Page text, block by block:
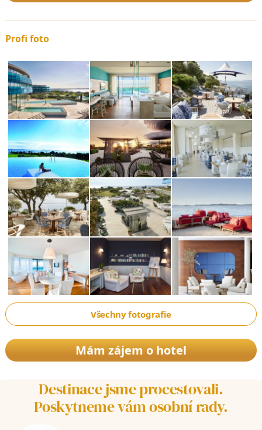
Profi foto
Všechny fotografie
Mám zájem o hotel
Destinace jsme procestovali.
Poskytneme vám osobní rady.